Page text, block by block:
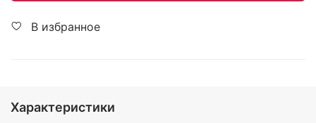
В избранное
Характеристики